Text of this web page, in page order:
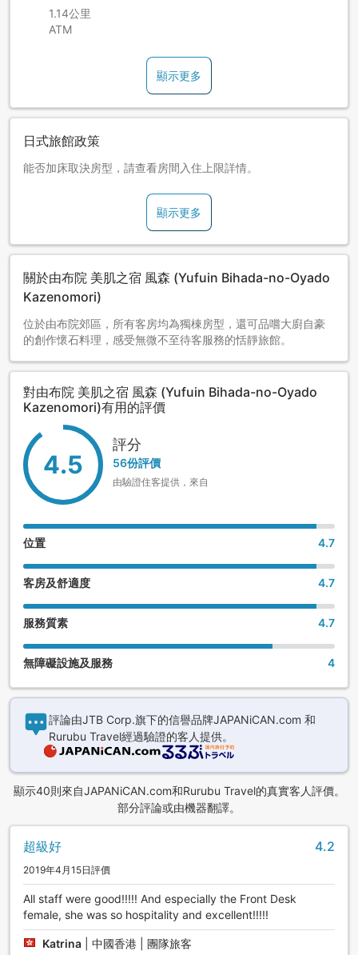
1.14公里
ATM
顯示更多
日式旅館政策
能否加床取決房型，請查看房間入住上限詳情。
顯示更多
關於由布院 美肌之宿 風森 (Yufuin Bihada-no-Oyado
Kazenomori)
位於由布院郊區，所有客房均為獨棟房型，還可品嚐大廚自豪
的創作懷石料理，感受無微不至待客服務的恬靜旅館。
對由布院 美肌之宿 風森 (Yufuin Bihada-no-Oyado
Kazenomori)有用的評價
4.5
評分
56份評價
由驗證住客提供，來自
位置 4.7
客房及舒適度 4.7
服務質素 4.7
無障礙設施及服務 4
評論由JTB Corp.旗下的信譽品牌JAPANiCAN.com 和
Rurubu Travel經過驗證的客人提供。
顯示40則來自JAPANiCAN.com和Rurubu Travel的真實客人評價。
部分評論或由機器翻譯。
超級好 4.2
2019年4月15日評價
All staff were good!!!!! And especially the Front Desk
female, she was so hospitality and excellent!!!!!
Katrina 中國香港 | 團隊旅客